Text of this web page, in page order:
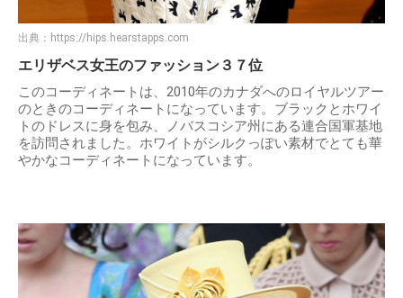
出典： https://hips.hearstapps.com
エリザベス女王のファッション３７位
このコーディネートは、2010年のカナダへのロイヤルツアー
のときのコーディネートになっています。ブラックとホワイ
トのドレスに身を包み、ノバスコシア州にある連合国軍基地
を訪問されました。ホワイトがシルクっぽい素材でとても華
やかなコーディネートになっています。